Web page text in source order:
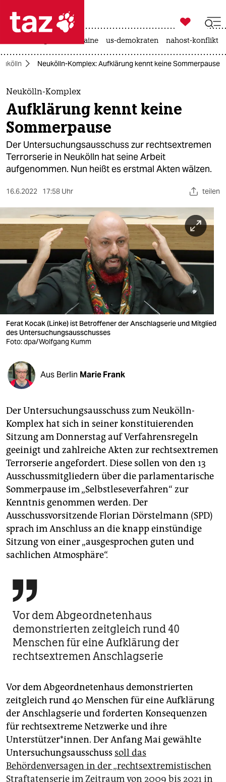
 taz zahl ich
taz zahl ich
themen
politik
öko
gesellschaft
sport
berlin
nord
wahrheit
verlag
verlag
veranstaltungen
fragen & hilfe
abo
genossenschaft
epaper login

taz zahl ich
krieg in der ukraine us-demokraten nahost-konflikt
Neukölln-Komplex: Aufklärung kennt keine Sommerpause
Neukölln-Komplex
Aufklärung kennt keine
Sommerpause
Der Untersuchungsausschuss zur rechtsextremen
Terrorserie in Neukölln hat seine Arbeit
aufgenommen. Nun heißt es erstmal Akten wälzen.
16.6.2022 17:58 Uhr teilen
Ferat Kocak (Linke) ist Betroffener der Anschlagserie und Mitglied
des Untersuchungsausschusses
Foto: dpa/Wolfgang Kumm
Aus Berlin Marie Frank
Der Untersuchungsausschuss zum Neukölln-
Komplex hat sich in seiner konstituierenden
Sitzung am Donnerstag auf Verfahrensregeln
geeinigt und zahlreiche Akten zur rechtsextremen
Terrorserie angefordert. Diese sollen von den 13
Ausschussmitgliedern über die parlamentarische
Sommerpause im „Selbstleseverfahren“ zur
Kenntnis genommen werden. Der
Ausschussvorsitzende Florian Dörstelmann (SPD)
sprach im Anschluss an die knapp einstündige
Sitzung von einer „ausgesprochen guten und
sachlichen Atmosphäre“.

Vor dem Abgeordnetenhaus
demonstrierten zeitgleich rund 40
Menschen für eine Aufklärung der
rechtsextremen Anschlagserie
Vor dem Abgeordnetenhaus demonstrierten
zeitgleich rund 40 Menschen für eine Aufklärung
der Anschlagserie und forderten Konsequenzen
für rechtsextreme Netzwerke und ihre
Unterstützer*innen. Der Anfang Mai gewählte
Untersuchungsausschuss soll das
Behördenversagen in der „rechtsextremistischen
Straftatenserie im Zeitraum von 2009 bis 2021 in